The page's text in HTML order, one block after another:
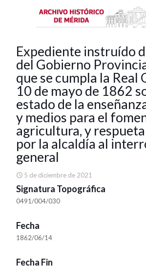
Expediente instruído
del Gobierno
que se cumpla la Real
10 de mayo de 1862
estado de la
y medios para el
agricultura, y
por la alcaldía al
general
5 de diciembre de 2021
Signatura Topográfica
0491/004/030
Fecha
1862/06/14
Fecha Fin